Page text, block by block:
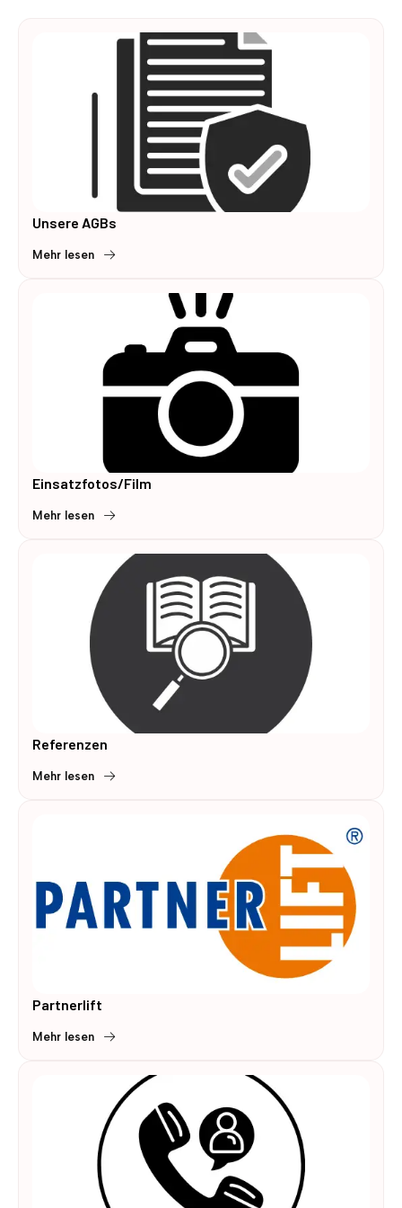
Unsere AGBs
Mehr lesen
Einsatzfotos/Film
Mehr lesen
Referenzen
Mehr lesen
Partnerlift
Mehr lesen